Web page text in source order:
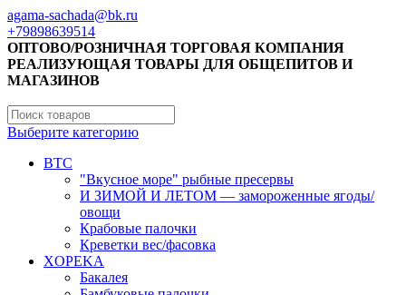
agama-sachada@bk.ru
+79898639514
ОПТОВО/РОЗНИЧНАЯ ТОРГОВАЯ КОМПАНИЯ
РЕАЛИЗУЮЩАЯ ТОВАРЫ ДЛЯ ОБЩЕПИТОВ И
МАГАЗИНОВ
Выберите категорию
BTC
"Вкусное море" рыбные пресервы
И ЗИМОЙ И ЛЕТОМ — замороженные ягоды/
овощи
Крабовые палочки
Креветки вес/фасовка
XOPEKA
Бакалея